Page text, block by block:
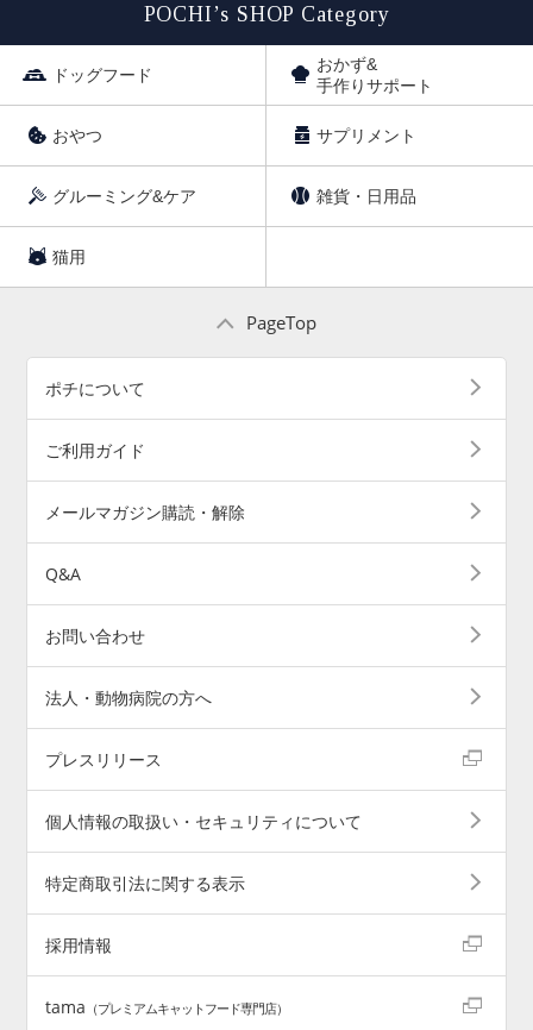
POCHI’s SHOP Category
ドッグフード
おかず&
手作りサポート
おやつ サプリメント
グルーミング&ケア 雑貨・日用品
猫用
PageTop
ポチについて
ご利用ガイド
メールマガジン購読・解除
Q&A
お問い合わせ
法人・動物病院の方へ
プレスリリース
個人情報の取扱い・セキュリティについて
特定商取引法に関する表示
採用情報
tama （プレミアムキャットフード専門店）